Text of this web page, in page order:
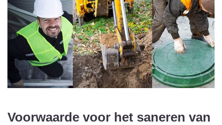
Voorwaarde voor het saneren van